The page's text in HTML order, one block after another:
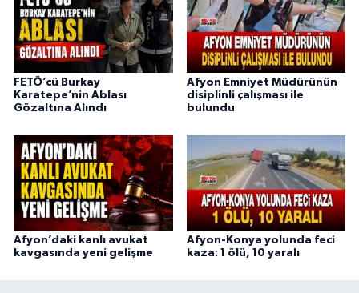
FETÖ’cü Burkay
Karatepe’nin Ablası
Gözaltına Alındı
Afyon Emniyet Müdürünün
disiplinli çalışması ile
bulundu
Afyon’daki kanlı avukat
kavgasında yeni gelişme
Afyon-Konya yolunda feci
kaza: 1 ölü, 10 yaralı